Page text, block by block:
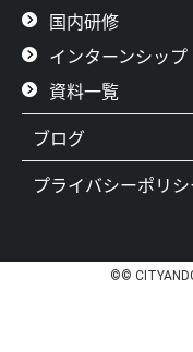
国内研修
インターンシップ
資料一覧
ブログ
プライバシーポリ
©©